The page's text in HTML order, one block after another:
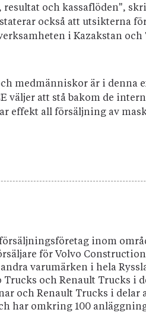
och kassaflöden",
också att utsikterna
i Kazakstan och
medmänniskor är i denna
väljer att stå bakom de
effekt all försäljning av
inom
för Volvo
varumärken i hela
och Renault Trucks i
och Renault Trucks i delar
har omkring 100